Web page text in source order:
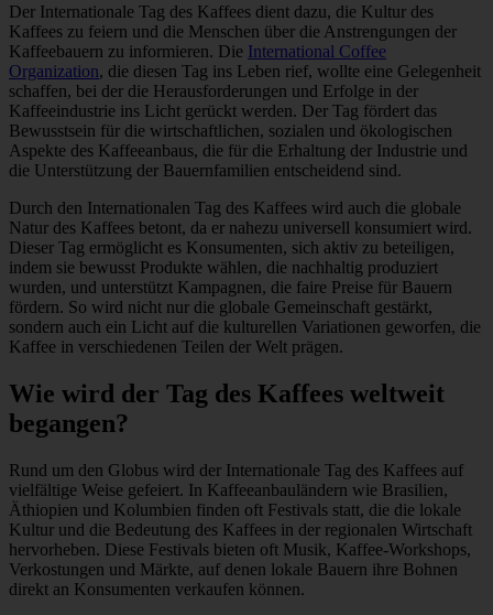
Der Internationale Tag des Kaffees dient dazu, die Kultur des
Kaffees zu feiern und die Menschen über die Anstrengungen der
Kaffeebauern zu informieren. Die International Coffee
Organization, die diesen Tag ins Leben rief, wollte eine Gelegenheit
schaffen, bei der die Herausforderungen und Erfolge in der
Kaffeeindustrie ins Licht gerückt werden. Der Tag fördert das
Bewusstsein für die wirtschaftlichen, sozialen und ökologischen
Aspekte des Kaffeeanbaus, die für die Erhaltung der Industrie und
die Unterstützung der Bauernfamilien entscheidend sind.
Durch den Internationalen Tag des Kaffees wird auch die globale
Natur des Kaffees betont, da er nahezu universell konsumiert wird.
Dieser Tag ermöglicht es Konsumenten, sich aktiv zu beteiligen,
indem sie bewusst Produkte wählen, die nachhaltig produziert
wurden, und unterstützt Kampagnen, die faire Preise für Bauern
fördern. So wird nicht nur die globale Gemeinschaft gestärkt,
sondern auch ein Licht auf die kulturellen Variationen geworfen, die
Kaffee in verschiedenen Teilen der Welt prägen.
Wie wird der Tag des Kaffees weltweit
begangen?
Rund um den Globus wird der Internationale Tag des Kaffees auf
vielfältige Weise gefeiert. In Kaffeeanbauländern wie Brasilien,
Äthiopien und Kolumbien finden oft Festivals statt, die die lokale
Kultur und die Bedeutung des Kaffees in der regionalen Wirtschaft
hervorheben. Diese Festivals bieten oft Musik, Kaffee-Workshops,
Verkostungen und Märkte, auf denen lokale Bauern ihre Bohnen
direkt an Konsumenten verkaufen können.